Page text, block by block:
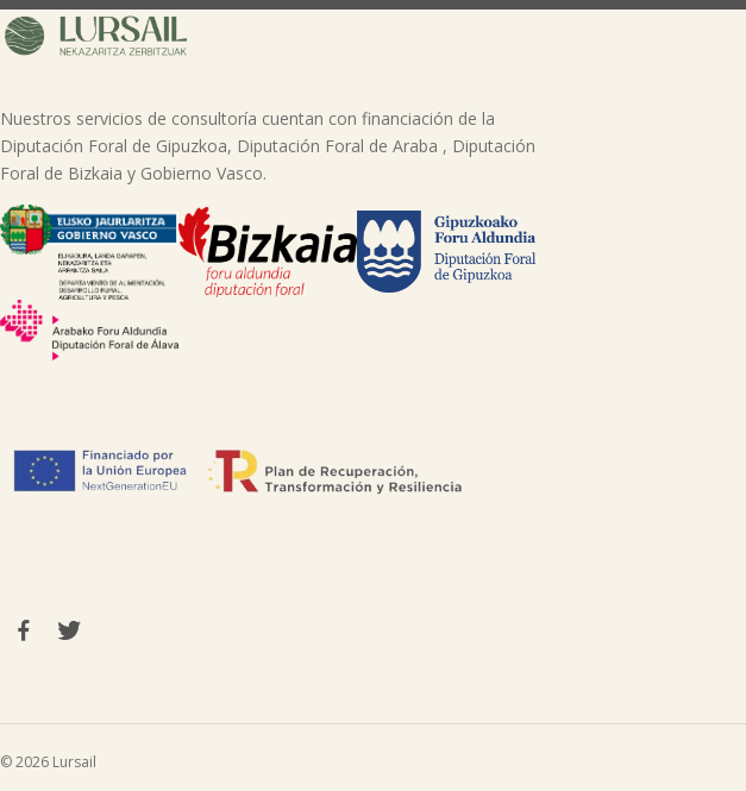
Nuestros servicios de consultoría cuentan con financiación de la
Diputación Foral de Gipuzkoa, Diputación Foral de Araba , Diputación
Foral de Bizkaia y Gobierno Vasco.
© 2026 Lursail